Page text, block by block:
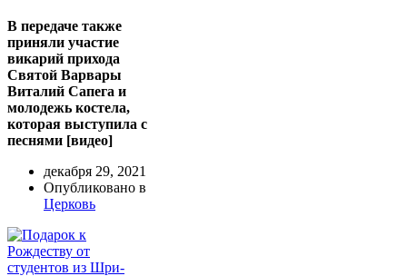
В передаче также
приняли участие
викарий прихода
Святой Варвары
Виталий Сапега и
молодежь костела,
которая выступила с
песнями [видео]
декабря 29, 2021
Опубликовано в
Церковь